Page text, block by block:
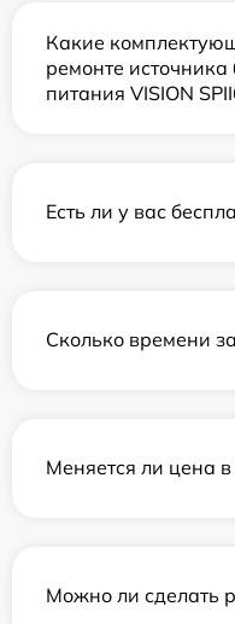
Какие
ремонте источника
питания VISION
Есть ли у вас
Сколько времени
Меняется ли цена
Можно ли сделать